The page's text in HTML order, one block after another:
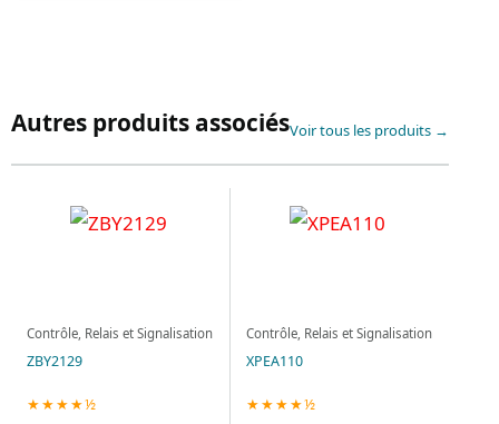
Autres produits associésVoir tous les produits →
Contrôle, Relais et Signalisation
ZBY2129
★★★★½
Contrôle, Relais et Signalisation
XPEA110
★★★★½